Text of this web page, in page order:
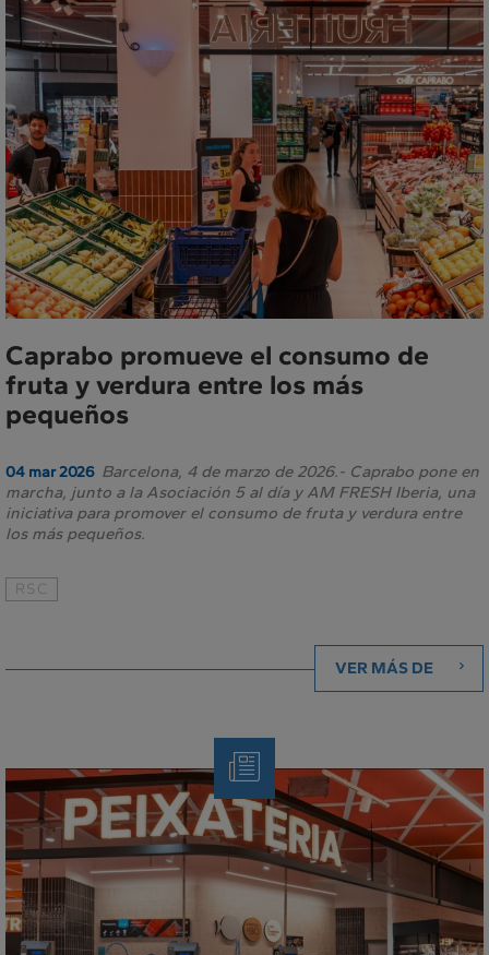
de
Prensa
Caprabo promueve el consumo de
fruta y verdura entre los más
pequeños
04 mar 2026 Barcelona, 4 de marzo de 2026.- Caprabo pone en
marcha, junto a la Asociación 5 al día y AM FRESH Iberia, una
iniciativa para promover el consumo de fruta y verdura entre
los más pequeños.
RSC
VER MÁS DE
Nota
de
Prensa